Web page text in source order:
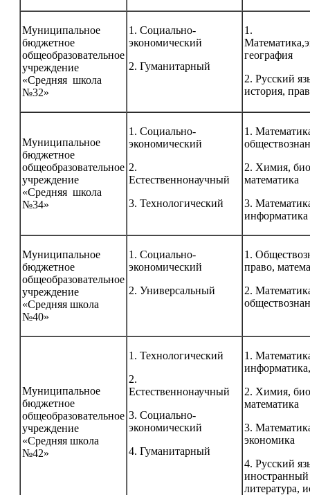
Муниципальное
бюджетное
общеобразовательное
учреждение
«Средняя школа
№32»
1. Социально-
экономический
2. Гуманитарный
1.
география
2. Русский
история,
Муниципальное
бюджетное
общеобразовательное
учреждение
«Средняя школа
№34»
1. Социально-
экономический
2.
Естественнонаучный
3. Технологический
1.
2. Химия,
математика
3.
информатика
Муниципальное
бюджетное
общеобразовательное
учреждение
«Средняя школа
№40»
1. Социально-
экономический
2. Универсальный
1.
право,
2.
Муниципальное
бюджетное
общеобразовательное
учреждение
«Средняя школа
№42»
1. Технологический
2.
Естественнонаучный
3. Социально-
экономический
4. Гуманитарный
1.
2. Химия,
математика
3.
экономика
4. Русский
иностранный
литература,